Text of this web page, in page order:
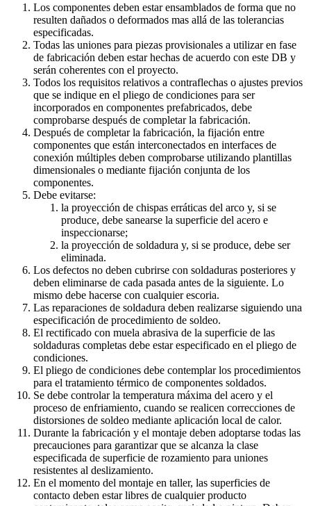
Los componentes deben estar ensamblados de forma que no
resulten dañados o deformados mas allá de las tolerancias
especificadas.
Todas las uniones para piezas provisionales a utilizar en fase
de fabricación deben estar hechas de acuerdo con este DB y
serán coherentes con el proyecto.
Todos los requisitos relativos a contraflechas o ajustes previos
que se indique en el pliego de condiciones para ser
incorporados en componentes prefabricados, debe
comprobarse después de completar la fabricación.
Después de completar la fabricación, la fijación entre
componentes que están interconectados en interfaces de
conexión múltiples deben comprobarse utilizando plantillas
dimensionales o mediante fijación conjunta de los
componentes.
Debe evitarse:
la proyección de chispas erráticas del arco y, si se
produce, debe sanearse la superficie del acero e
inspeccionarse;
la proyección de soldadura y, si se produce, debe ser
eliminada.
Los defectos no deben cubrirse con soldaduras posteriores y
deben eliminarse de cada pasada antes de la siguiente. Lo
mismo debe hacerse con cualquier escoria.
Las reparaciones de soldadura deben realizarse siguiendo una
especificación de procedimiento de soldeo.
El rectificado con muela abrasiva de la superficie de las
soldaduras completas debe estar especificado en el pliego de
condiciones.
El pliego de condiciones debe contemplar los procedimientos
para el tratamiento térmico de componentes soldados.
Se debe controlar la temperatura máxima del acero y el
proceso de enfriamiento, cuando se realicen correcciones de
distorsiones de soldeo mediante aplicación local de calor.
Durante la fabricación y el montaje deben adoptarse todas las
precauciones para garantizar que se alcanza la clase
especificada de superficie de rozamiento para uniones
resistentes al deslizamiento.
En el momento del montaje en taller, las superficies de
contacto deben estar libres de cualquier producto